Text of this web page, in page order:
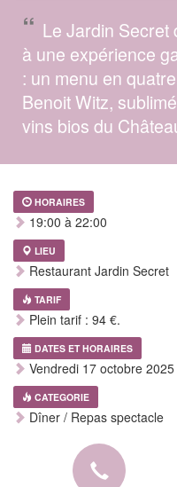
“ Le Jardin Secret
à une expérience
: un menu en
Benoit Witz,
vins bios du
HORAIRES
19:00 à 22:00
LIEU
Restaurant Jardin Secret
TARIF
Plein tarif : 94 €.
DATES ET HORAIRES
Vendredi 17 octobre
CATEGORIE
Dîner / Repas spectacle